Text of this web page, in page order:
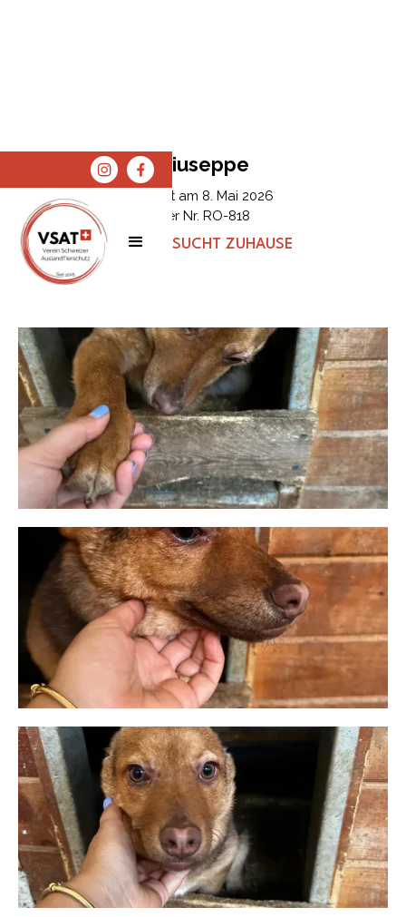
SPENDEN
SHOP
Giuseppe
Erfasst am 8. Mai 2026
Tier Nr. RO-818
STATUS: SUCHT ZUHAUSE